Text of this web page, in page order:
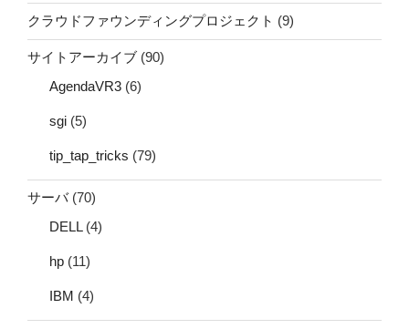
クラウドファウンディングプロジェクト (9)
サイトアーカイブ (90)
AgendaVR3 (6)
sgi (5)
tip_tap_tricks (79)
サーバ(70)
DELL(4)
hp (11)
IBM (4)